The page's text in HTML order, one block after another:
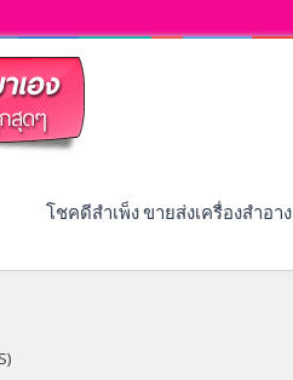
โชคดีสำเพ็ง ขายส่งเครื่องสำอาง